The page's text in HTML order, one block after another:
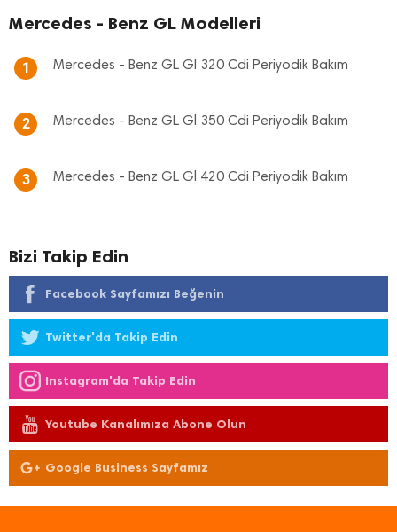
Mercedes - Benz GL Modelleri
1 Mercedes - Benz GL Gl 320 Cdi Periyodik Bakım
2 Mercedes - Benz GL Gl 350 Cdi Periyodik Bakım
3 Mercedes - Benz GL Gl 420 Cdi Periyodik Bakım
Bizi Takip Edin
Facebook Sayfamızı Beğenin
Twitter'da Takip Edin
Instagram'da Takip Edin
Youtube Kanalımıza Abone Olun
Google Business Sayfamız